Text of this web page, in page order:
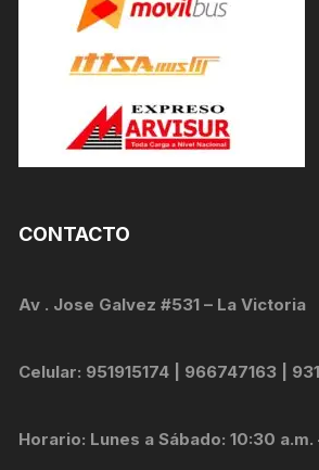
CONTACTO
Av . Jose Galvez #531 – La Victoria
Celular: 951915174 | 966747163 |
Horario: Lunes a Sábado: 10:30 a.m.